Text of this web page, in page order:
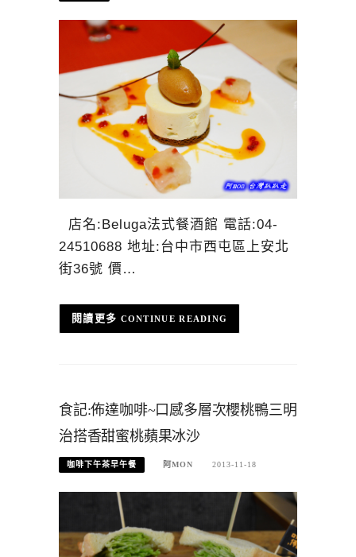
店名:Beluga法式餐酒館 電話:04-
24510688 地址:台中市西屯區上安北
街36號 價…
CONTINUE READING
食記:佈達咖啡~口感多層次櫻桃鴨三明
治搭香甜蜜桃蘋果冰沙
咖啡下午茶早午餐 阿MON 2013-11-18